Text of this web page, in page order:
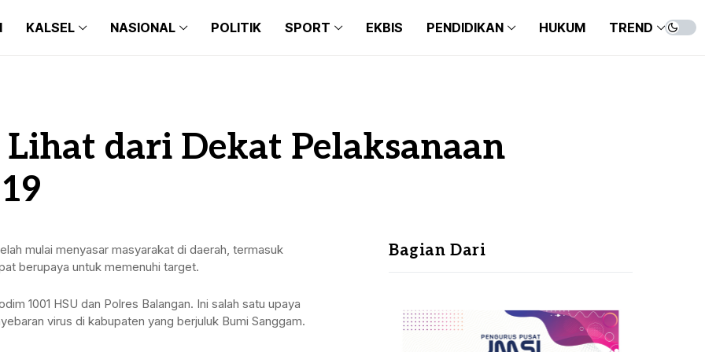
KALSEL NASIONAL POLITIK SPORT EKBIS PENDIDIKAN HUKUM TREND
dari Dekat Pelaksanaan
mulai menyasar masyarakat di daerah, termasuk
berupaya untuk memenuhi target.
1001 HSU dan Polres Balangan. Ini salah satu upaya
virus di kabupaten yang berjuluk Bumi Sanggam.
Bagian Dari